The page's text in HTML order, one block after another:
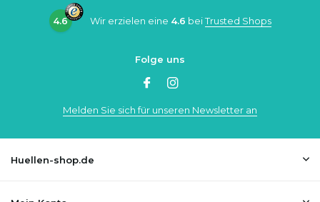
4.6 Wir erzielen eine 4.6 beiTrusted Shops
Folge uns
Melden Sie sich für unseren Newsletter an
Huellen-shop.de